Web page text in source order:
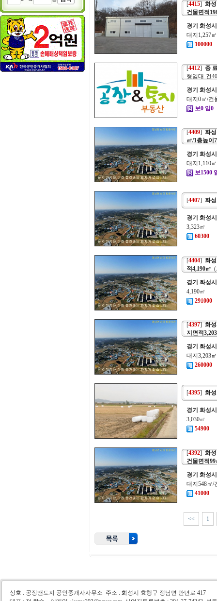
[4415] 화
건물면적
경기 화성
대지1,257
100000
[4412] 종
형임대-건
경기 화성
대지0㎡/건
보0 임0
[4409] 화
㎡/1층높이
경기 화성
대지1,110
보1500
[4407] 화
경기 화성
3,323㎡
60300
[4404] 화
적4,190㎡ (
경기 화성
4,190㎡
291000
[4397] 화
지면적
경기 화성
대지3,203
260000
[4395] 화
경기 화성
3,030㎡
54900
[4392] 화
건물면적
경기 화성
대지548㎡/
41000
<< 1
상호 : 공장앤토지 공인중개사사무소 주소 : 화성시 효행구 정남면 만년로 417